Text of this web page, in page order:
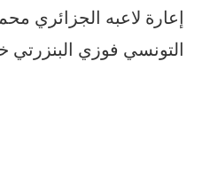
إعارة لاعبه الجزائري
التونسي فوزي البنزرتي